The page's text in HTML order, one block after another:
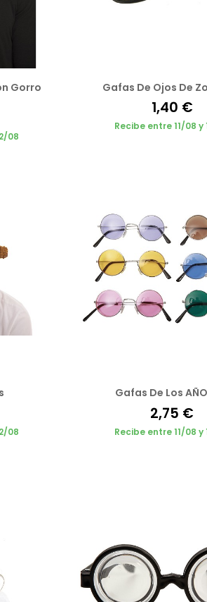
Gorro
08
Gafas De Ojos De
1,40 €
Recibe entre 11/08 y
08
Gafas De Los
2,75 €
Recibe entre 11/08 y